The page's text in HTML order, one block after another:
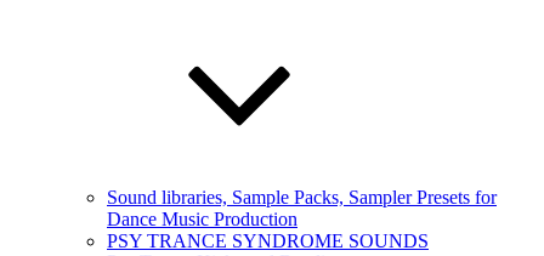
Sound libraries, Sample Packs, Sampler Presets for
Dance Music Production
PSY TRANCE SYNDROME SOUNDS